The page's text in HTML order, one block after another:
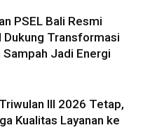
PSEL Bali Resmi
Dukung Transformasi
Jadi Energi
III 2026 Tetap,
Kualitas Layanan ke